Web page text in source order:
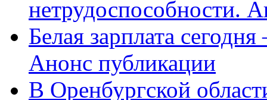
нетрудоспособности.
Белая зарплата
Анонс публикации
В Оренбургской